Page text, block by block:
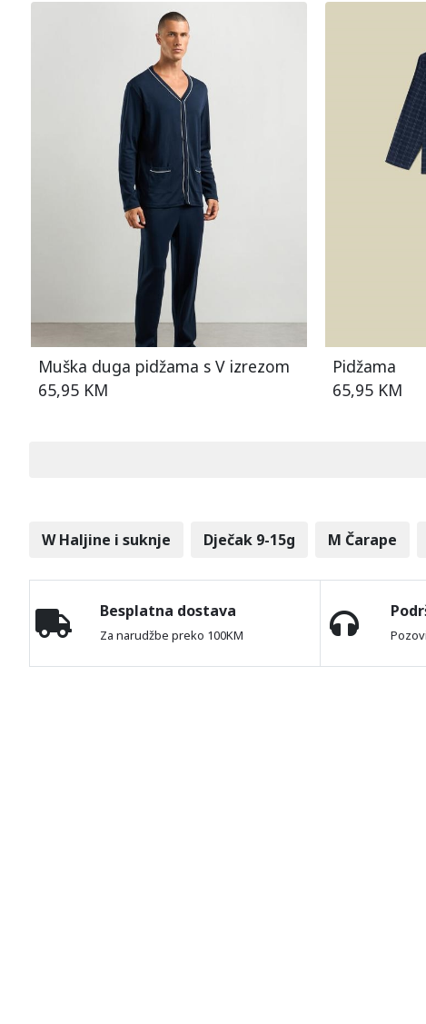
Muška duga pidžama s V izrezom
65,95 KM
Pidžama
65,95 KM
W Haljine i suknje Dječak 9-15g M Čarape
Besplatna dostava
Za narudžbe preko 100KM